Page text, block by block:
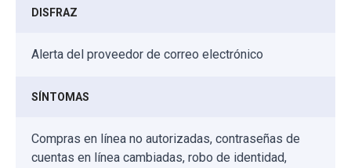
DISFRAZ
Alerta del proveedor de correo electrónico
SÍNTOMAS
Compras en línea no autorizadas, contraseñas de
cuentas en línea cambiadas, robo de identidad,